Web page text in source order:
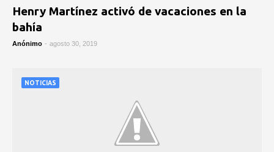
Henry Martínez activó de vacaciones en la
bahía
Anónimo - agosto 30, 2019
NOTICIAS